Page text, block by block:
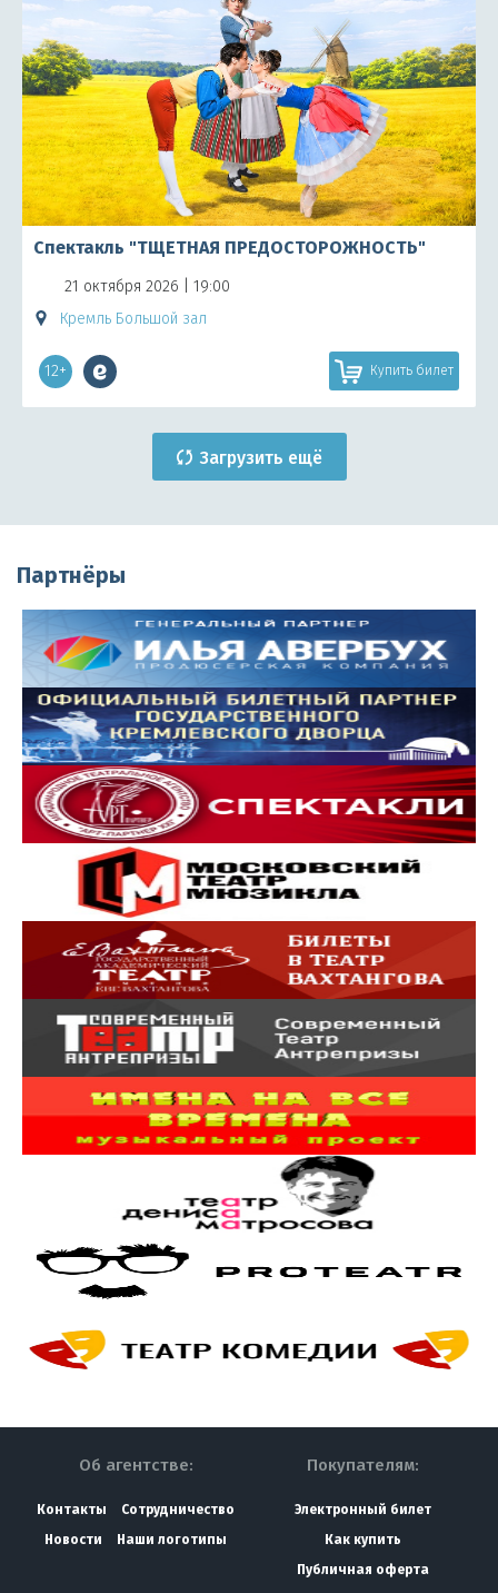
Спектакль "ТЩЕТНАЯ ПРЕДОСТОРОЖНОСТЬ"
21 октября 2026 | 19:00
Кремль Большой зал
12+ Купить билет
Загрузить ещё
Партнёры
Об агентстве:
Контакты
Сотрудничество
Новости
Наши логотипы
Покупателям:
Электронный билет
Как купить
Публичная оферта